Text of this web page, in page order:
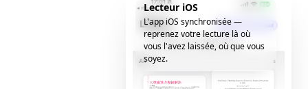
Lecteur iOS
L'app iOS synchronisée —
reprenez votre lecture là où
vous l'avez laissée, où que vous
soyez.